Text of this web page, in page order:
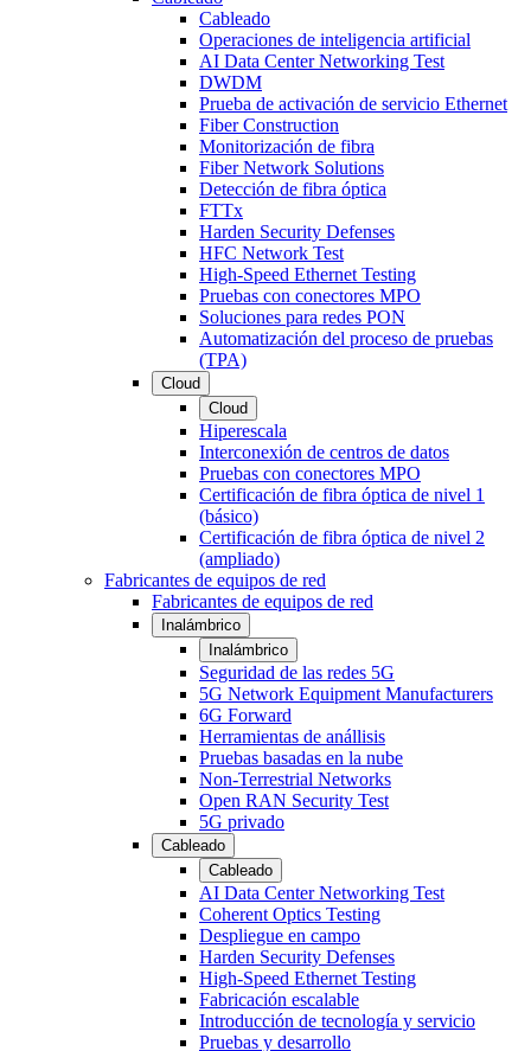
Cableado
Operaciones de inteligencia artificial
AI Data Center Networking Test
DWDM
Prueba de activación de servicio Ethernet
Fiber Construction
Monitorización de fibra
Fiber Network Solutions
Detección de fibra óptica
FTTx
Harden Security Defenses
HFC Network Test
High-Speed Ethernet Testing
Pruebas con conectores MPO
Soluciones para redes PON
Automatización del proceso de pruebas
(TPA)
Cloud
Cloud
Hiperescala
Interconexión de centros de datos
Pruebas con conectores MPO
Certificación de fibra óptica de nivel 1
(básico)
Certificación de fibra óptica de nivel 2
(ampliado)
Fabricantes de equipos de red
Fabricantes de equipos de red
Inalámbrico
Inalámbrico
Seguridad de las redes 5G
5G Network Equipment Manufacturers
6G Forward
Herramientas de anállisis
Pruebas basadas en la nube
Non-Terrestrial Networks
Open RAN Security Test
5G privado
Cableado
Cableado
AI Data Center Networking Test
Coherent Optics Testing
Despliegue en campo
Harden Security Defenses
High-Speed Ethernet Testing
Fabricación escalable
Introducción de tecnología y servicio
Pruebas y desarrollo